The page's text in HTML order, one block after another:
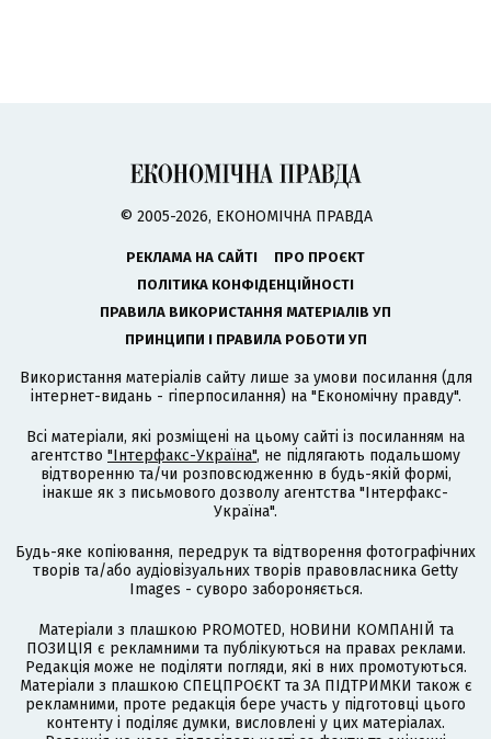
© 2005-2026, ЕКОНОМІЧНА ПРАВДА
РЕКЛАМА НА САЙТІ
ПРО ПРОЄКТ
ПОЛІТИКА КОНФІДЕНЦІЙНОСТІ
ПРАВИЛА ВИКОРИСТАННЯ МАТЕРІАЛІВ УП
ПРИНЦИПИ І ПРАВИЛА РОБОТИ УП
Використання матеріалів сайту лише за умови посилання (для
інтернет-видань - гіперпосилання) на "Економічну правду".
Всі матеріали, які розміщені на цьому сайті із посиланням на
агентство "Інтерфакс-Україна", не підлягають подальшому
відтворенню та/чи розповсюдженню в будь-якій формі,
інакше як з письмового дозволу агентства "Інтерфакс-
Україна".
Будь-яке копіювання, передрук та відтворення фотографічних
творів та/або аудіовізуальних творів правовласника Getty
Images - суворо забороняється.
Матеріали з плашкою PROMOTED, НОВИНИ КОМПАНІЙ та
ПОЗИЦІЯ є рекламними та публікуються на правах реклами.
Редакція може не поділяти погляди, які в них промотуються.
Матеріали з плашкою СПЕЦПРОЄКТ та ЗА ПІДТРИМКИ також є
рекламними, проте редакція бере участь у підготовці цього
контенту і поділяє думки, висловлені у цих матеріалах.